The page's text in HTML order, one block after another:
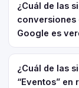
¿Cuál de las
conversiones
Google es
¿Cuál de las
“Eventos” en